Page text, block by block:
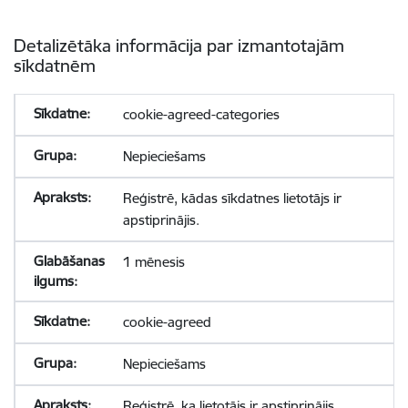
Detalizētāka informācija par izmantotajām
sīkdatnēm
cookie-agreed-categories
Nepieciešams
Reģistrē, kādas sīkdatnes lietotājs ir
apstiprinājis.
1 mēnesis
cookie-agreed
Nepieciešams